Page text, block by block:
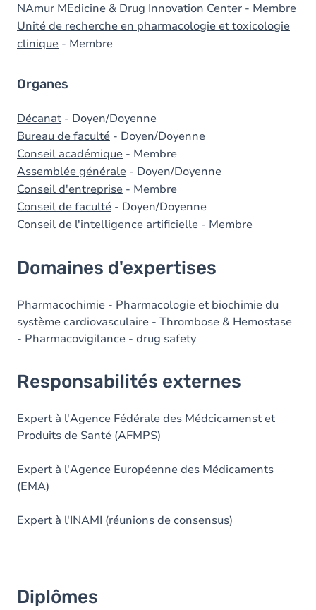
NAmur MEdicine & Drug Innovation Center - Membre
Unité de recherche en pharmacologie et toxicologie
clinique - Membre
Organes
Décanat - Doyen/Doyenne
Bureau de faculté - Doyen/Doyenne
Conseil académique - Membre
Assemblée générale - Doyen/Doyenne
Conseil d'entreprise - Membre
Conseil de faculté - Doyen/Doyenne
Conseil de l'intelligence artificielle - Membre
Domaines d'expertises
Pharmacochimie - Pharmacologie et biochimie du
système cardiovasculaire - Thrombose & Hemostase
- Pharmacovigilance - drug safety
Responsabilités externes
Expert à l'Agence Fédérale des Médcicamenst et
Produits de Santé (AFMPS)
Expert à l'Agence Européenne des Médicaments
(EMA)
Expert à l'INAMI (réunions de consensus)
Diplômes